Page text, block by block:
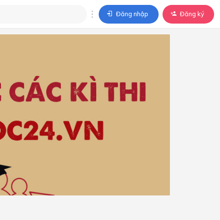
Đăng nhập Đăng ký